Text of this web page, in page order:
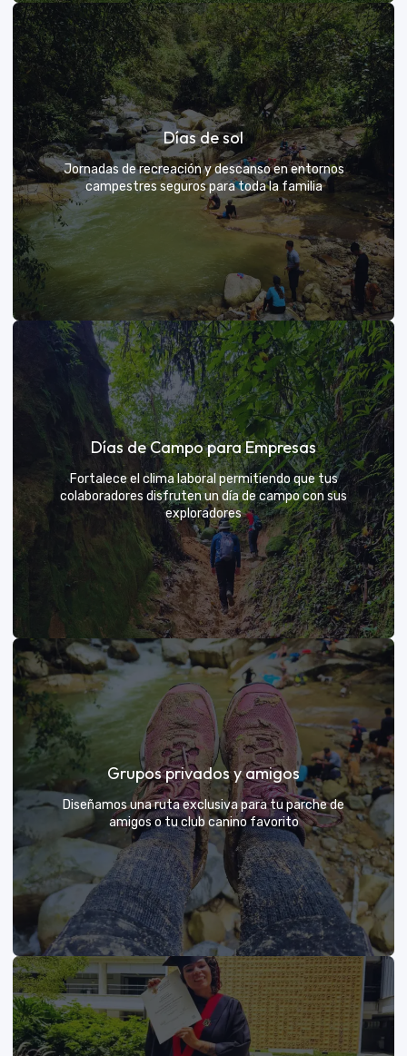
Rutas grupales clásicas
Únete a la manada y descubre nuevos senderos
VER MÁS
Días de sol
Jornadas de recreación y descanso en entornos
campestres seguros para toda la familia
Días de sol
Un respiro campestre diseñado para el descanso y la
diversión de todos
VER MÁS
Días de Campo para Empresas
Fortalece el clima laboral permitiendo que tus
colaboradores disfruten un día de campo con sus
exploradores
Días de Campo para Empresas
El mejor beneficio para tu equipo: compartir con sus
exploradores y fortalecer lazos rodeados de
naturaleza
VER MÁS
Grupos privados y amigos
Diseñamos una ruta exclusiva para tu parche de
amigos o tu club canino favorito